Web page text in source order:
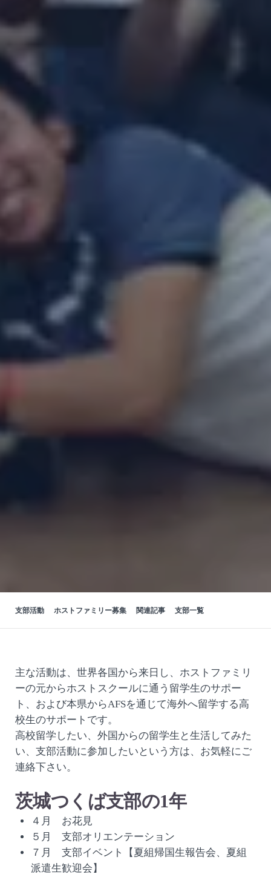
支部活動 ホストファミリー募集 関連記事 支部一覧
主な活動は、世界各国から来日し、ホストファミリ
ーの元からホストスクールに通う留学生のサポー
ト、および本県からAFSを通じて海外へ留学する高
校生のサポートです。
高校留学したい、外国からの留学生と生活してみた
い、支部活動に参加したいという方は、お気軽にご
連絡下さい。
茨城つくば支部の1年
４月 お花見
５月 支部オリエンテーション
７月 支部イベント【夏組帰国生報告会、夏組
派遣生歓迎会】